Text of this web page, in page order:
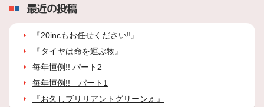
最近の投稿
『20incもお任せください‼』
『タイヤは命を運ぶ物』
毎年恒例!! パート2
毎年恒例!! パート1
『お久しブリリアントグリーン♬』